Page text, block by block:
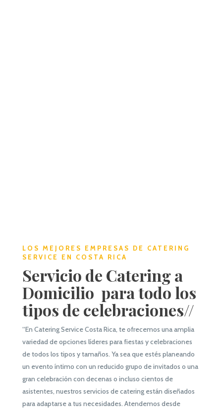
LOS MEJORES EMPRESAS DE CATERING
SERVICE EN COSTA RICA
Servicio de Catering a
Domicilio para todo los
tipos de celebraciones//
“En Catering Service Costa Rica, te ofrecemos una amplia
variedad de opciones líderes para fiestas y celebraciones
de todos los tipos y tamaños. Ya sea que estés planeando
un evento íntimo con un reducido grupo de invitados o una
gran celebración con decenas o incluso cientos de
asistentes, nuestros servicios de catering están diseñados
para adaptarse a tus necesidades. Atendemos desde